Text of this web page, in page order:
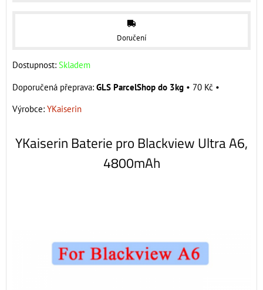
Doručení
Dostupnost: Skladem
GLS ParcelShop do 3kg • 70 Kč •
Výrobce: YKaiserin
YKaiserin Baterie pro Blackview Ultra A6,
4800mAh